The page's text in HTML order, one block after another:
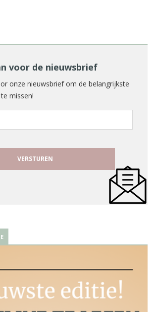
voor de nieuwsbrief
onze nieuwsbrief om de belangrijkste
missen!